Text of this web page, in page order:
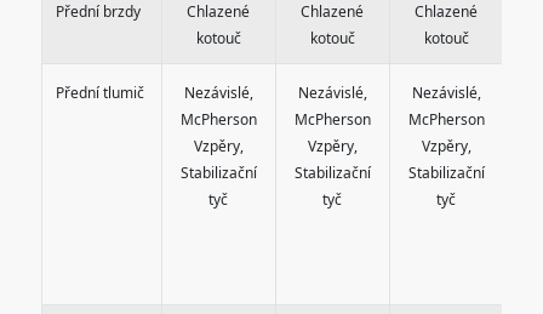
Přední brzdy
Chlazené
kotouč
Chlazené
kotouč
Chlazené
kotouč
Přední tlumič
Nezávislé,
McPherson
Vzpěry,
Stabilizační
tyč
Nezávislé,
McPherson
Vzpěry,
Stabilizační
tyč
Nezávislé,
McPherson
Vzpěry,
Stabilizační
tyč